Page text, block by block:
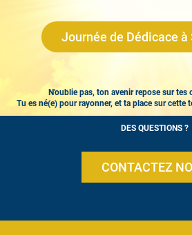
Journée de Dédicace
N'oublie pas, ton avenir repose sur
Tu es né(e) pour rayonner, et ta place sur cette
DES QUESTIONS ?
CONTACTEZ